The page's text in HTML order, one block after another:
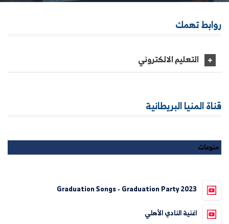
روابطتهمك
التعليم الالكتروني
قناة المنيا البريطانية
منوعات
Graduation Songs - Graduation Party 2023
اغنية النادي الأهلي